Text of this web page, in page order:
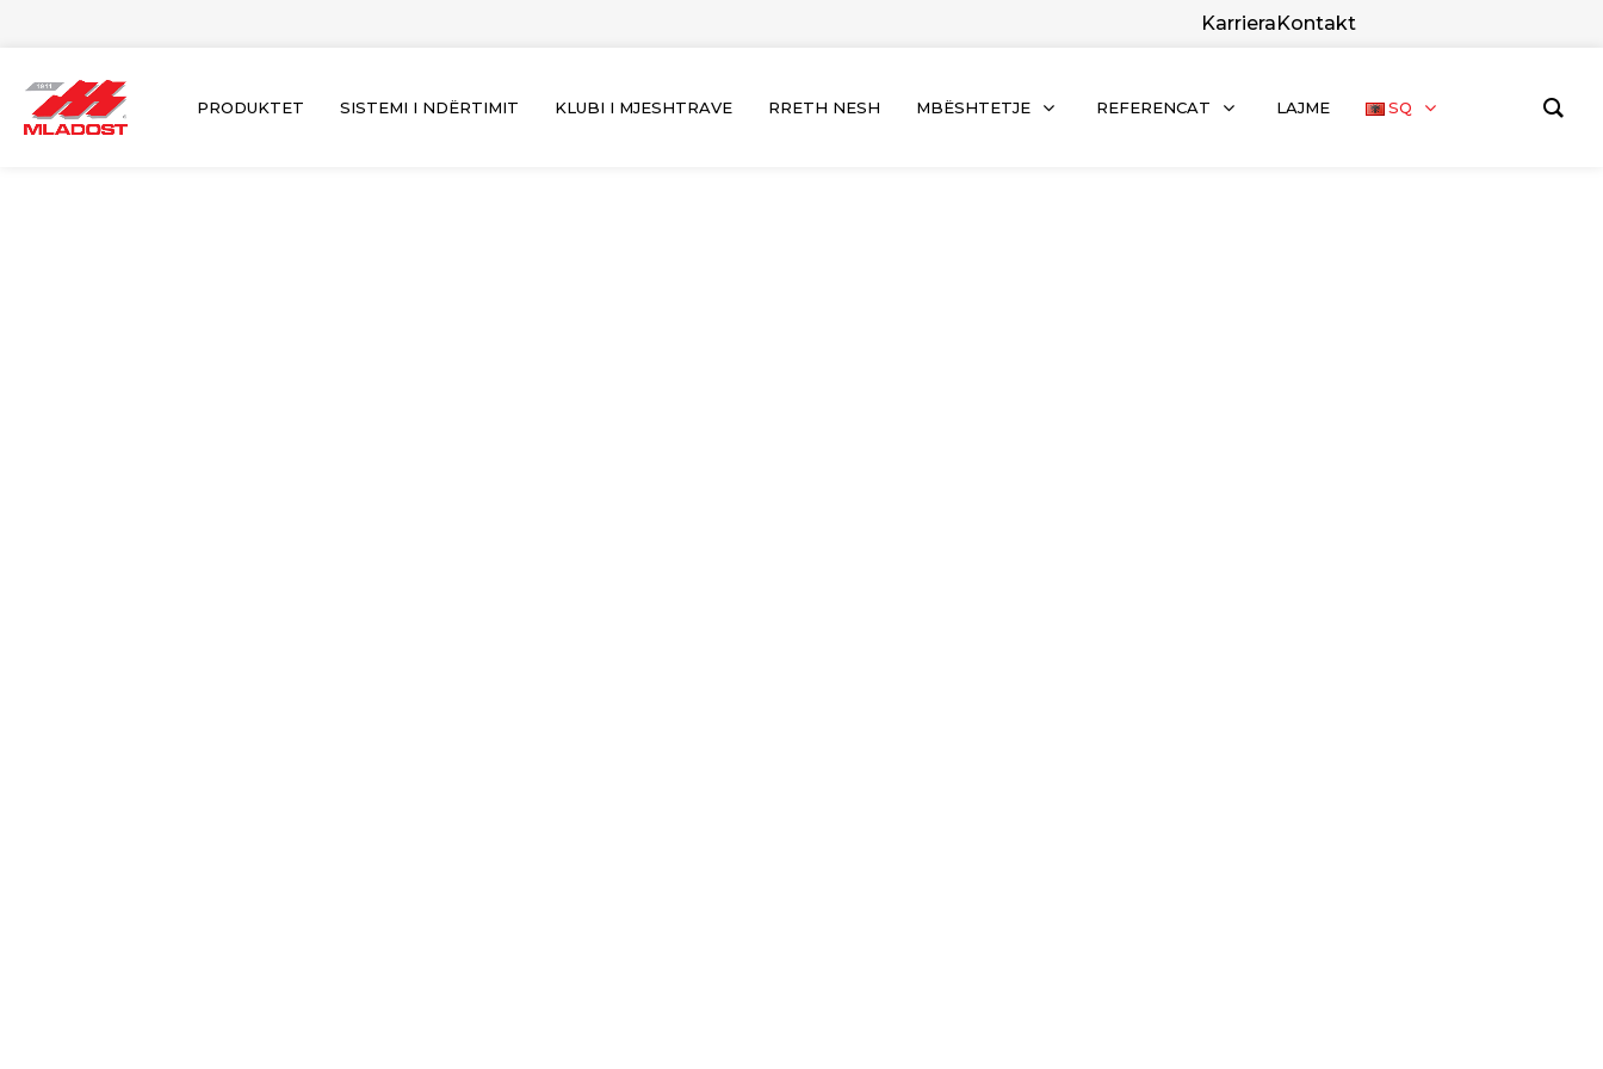
KarrieraKontakt
PRODUKTET SISTEMI I NDËRTIMIT KLUBI I MJESHTRAVE RRETH NESH MBËSHTETJE REFERENCAT LAJME SQ